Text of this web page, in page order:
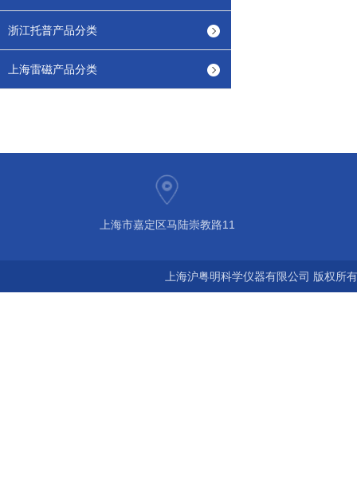
浙江托普产品分类
上海雷磁产品分类
上海市嘉定区马陆崇教路11
上海沪粤明科学仪器有限公司 版权所